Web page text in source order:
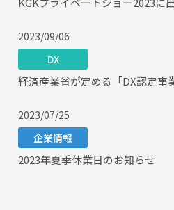
2023/09/06
DX
経済産業省が定める「DX認定事
2023/07/25
企業情報
2023年夏季休業日のお知らせ